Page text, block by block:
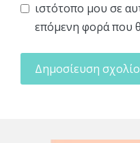
ιστότοπο μου σε
επόμενη φορά που